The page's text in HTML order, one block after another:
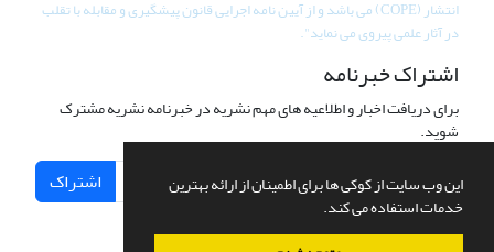
این وب سایت از کوکی ها برای اطمینان از ارائه بهترین
خدمات استفاده می کند.
انتشار (COPE) می باشد و از آیین نامه اجرایی قانون پیشگیری و مقابله با تقلب
در آثار علمی پیروی می نماید".
اشتراک خبرنامه
برای دریافت اخبار و اطلاعیه های مهم نشریه در خبرنامه نشریه مشترک
شوید.
اشتراک